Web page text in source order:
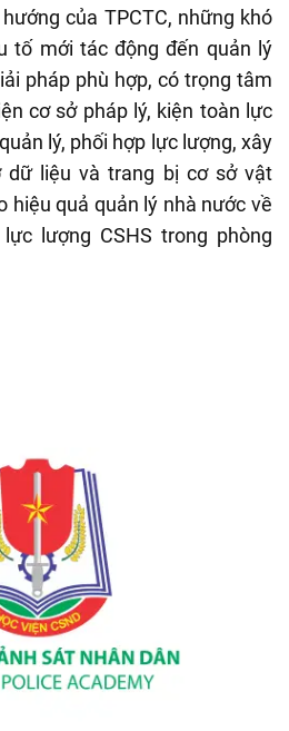
của TPCTC, những khó
tố mới tác động đến quản lý
pháp phù hợp, có trọng tâm
cơ sở pháp lý, kiện toàn lực
lý, phối hợp lực lượng, xây
dữ liệu và trang bị cơ sở vật
hiệu quả quản lý nhà nước về
lượng CSHS trong phòng